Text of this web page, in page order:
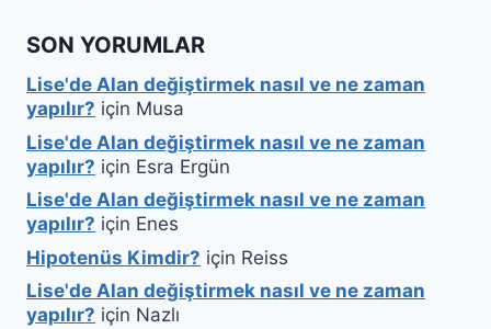
SON YORUMLAR
Lise'de Alan değiştirmek nasıl ve ne zaman
yapılır? için Musa
Lise'de Alan değiştirmek nasıl ve ne zaman
yapılır? için Esra Ergün
Lise'de Alan değiştirmek nasıl ve ne zaman
yapılır? için Enes
Hipotenüs Kimdir? için Reiss
Lise'de Alan değiştirmek nasıl ve ne zaman
yapılır? için Nazlı